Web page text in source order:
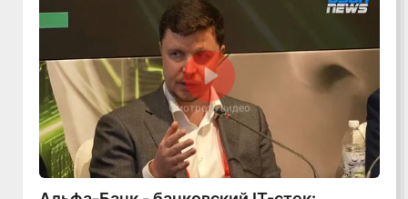
Смотреть видео